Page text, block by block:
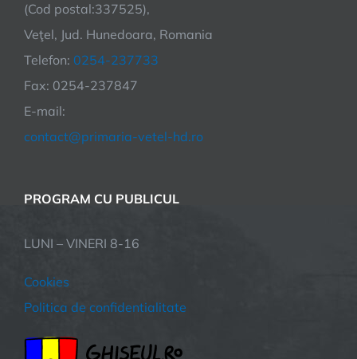
(Cod postal:337525),
Veţel, Jud. Hunedoara, Romania
Telefon: 0254-237733
Fax: 0254-237847
E-mail:
contact@primaria-vetel-hd.ro
PROGRAM CU PUBLICUL
LUNI – VINERI 8-16
Cookies
Politica de confidentialitate